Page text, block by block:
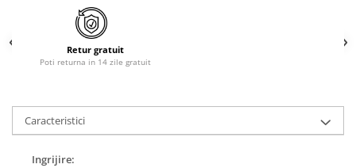
Retur gratuit
Poti returna in 14 zile gratuit
Caracteristici
Ingrijire: